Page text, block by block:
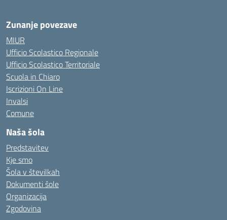
Zunanje povezave
MIUR
Ufficio Scolastico Regionale
Ufficio Scolastico Territoriale
Scuola in Chiaro
Iscrizioni On Line
Invalsi
Comune
Naša šola
Predstavitev
Kje smo
Šola v številkah
Dokumenti šole
Organizacija
Zgodovina